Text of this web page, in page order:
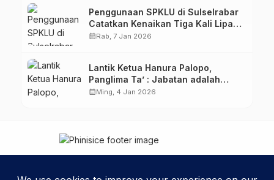
Penggunaan SPKLU di Sulselrabar
Catatkan Kenaikan Tiga Kali Lipat
di Tahun 2025
calendar_monthRab, 7 Jan 2026
Lantik Ketua Hanura Palopo,
Panglima Ta’ : Jabatan adalah
amanah siap dipertanggung
calendar_monthMing, 4 Jan 2026